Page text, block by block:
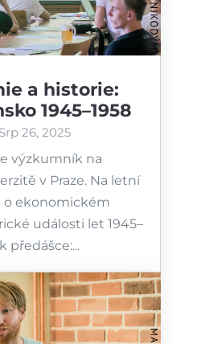
a historie:
1945–1958
Srp 26, 2025
výzkumník na
v Praze. Na letní
o ekonomickém
události let 1945–
předášce:...